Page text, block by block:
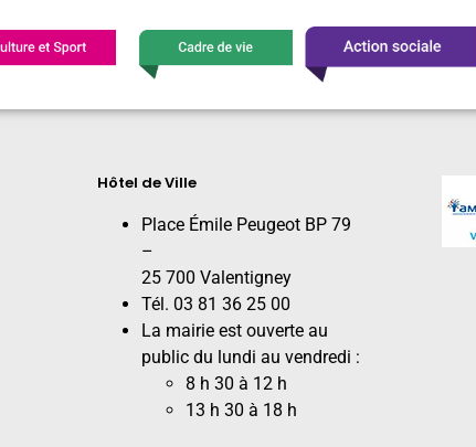
Hôtel de Ville
Place Émile Peugeot BP 79
–
25 700 Valentigney
Tél. 03 81 36 25 00
La mairie est ouverte au
public du lundi au vendredi :
8 h 30 à 12 h
13 h 30 à 18 h